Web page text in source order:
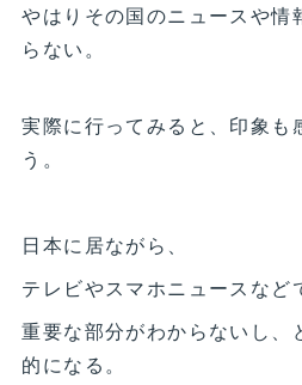
やはりその国のニュースや情
らない。
実際に行ってみると、印象も
う。
日本に居ながら、
テレビやスマホニュースなど
重要な部分がわからないし、
的になる。